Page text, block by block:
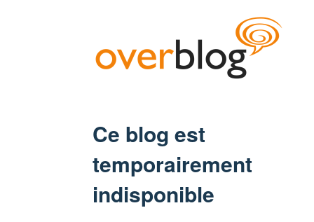
Ce blog est
temporairement
indisponible